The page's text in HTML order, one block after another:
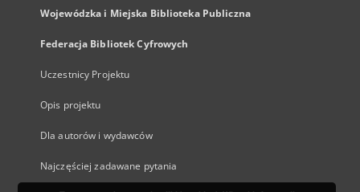
Wojewódzka i Miejska Biblioteka Publiczna
Federacja Bibliotek Cyfrowych
Uczestnicy Projektu
Opis projektu
Dla autorów i wydawców
Najczęściej zadawane pytania